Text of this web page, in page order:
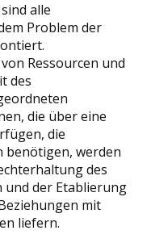
alle
Problem der
Ressourcen und
des
die über eine
die
benötigen, werden
des
und der Etablierung
mit
liefern.